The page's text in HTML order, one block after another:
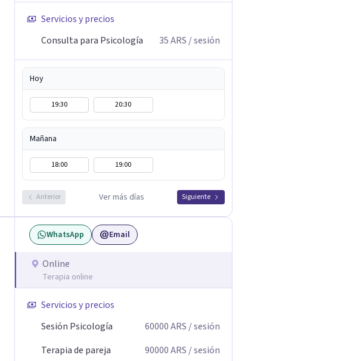
Servicios y precios
Consulta para Psicología
35ARS / sesión
Hoy
19:30 20:30
Mañana
18:00 19:00
Anterior Ver más días Siguiente
WhatsApp Email
Online
Terapia online
Servicios y precios
Sesión Psicología
60000ARS / sesión
Terapia de pareja
90000ARS / sesión